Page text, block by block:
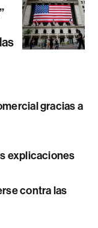
gracias a
explicaciones
contra las